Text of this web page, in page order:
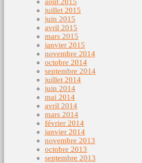
août 2015
juillet 2015
juin 2015
avril 2015
mars 2015
janvier 2015
novembre 2014
octobre 2014
septembre 2014
juillet 2014
juin 2014
mai 2014
avril 2014
mars 2014
février 2014
janvier 2014
novembre 2013
octobre 2013
septembre 2013